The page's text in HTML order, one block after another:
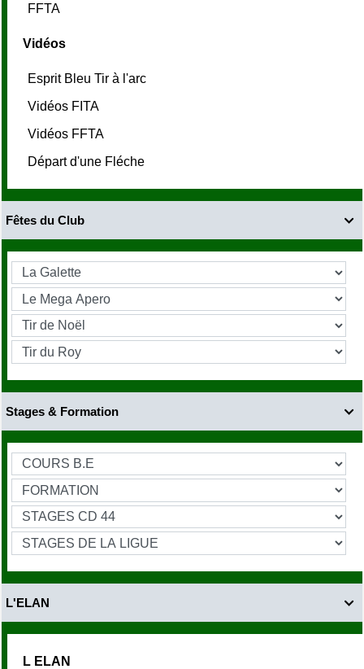
FFTA
Vidéos
Esprit Bleu Tir à l'arc
Vidéos FITA
Vidéos FFTA
Départ d'une Fléche

Fêtes du Club

Stages & Formation

L'ELAN
L ELAN